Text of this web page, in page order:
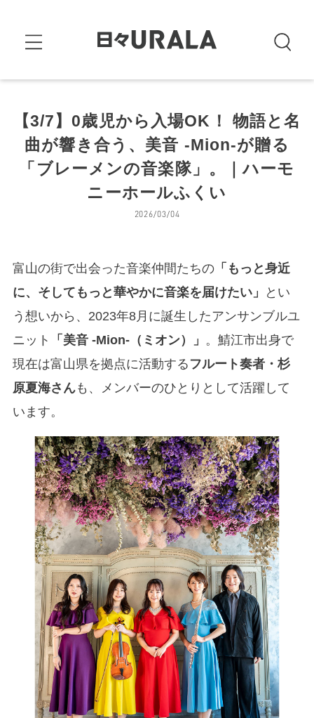
【3/7】0歳児から入場OK！ 物語と名
曲が響き合う、美音 -Mion-が贈る
「ブレーメンの音楽隊」。｜ハーモ
ニーホールふくい
2026/03/04
富山の街で出会った音楽仲間たちの「もっと身近
に、そしてもっと華やかに音楽を届けたい」
とい
う想いから、2023年8月に誕生したアンサンブルユ
ニット
「美音 -Mion-（ミオン）」 。鯖江市出身で
現在は富山県を拠点に活動する フルート奏者・杉
原夏海さんも、メンバーのひとりとして活躍して
います。